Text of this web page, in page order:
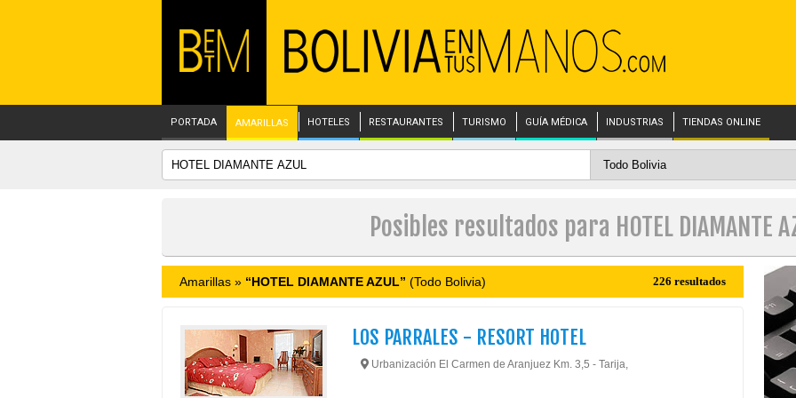
PORTADA AMARILLAS HOTELES RESTAURANTES TURISMO GUÍA MÉDICA INDUSTRIAS TIENDAS ONLINE
Posibles resultados para HOTEL DIAMANTE
Amarillas » “HOTEL DIAMANTE AZUL” (Todo Bolivia) 226 resultados
LOS PARRALES - RESORT HOTEL
Urbanización El Carmen de Aranjuez Km. 3,5 - Tarija,